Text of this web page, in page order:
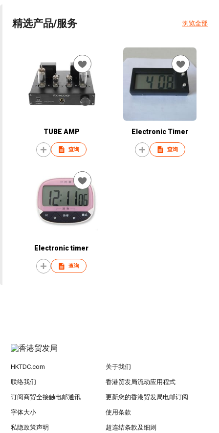
精选产品/服务 浏览全部
TUBE AMP
查询
Electronic Timer
查询
Electronic timer
查询
HKTDC.com 关于我们
联络我们 香港贸发局流动应用程式
订阅商贸全接触电邮通讯 更新您的香港贸发局电邮订阅
字体大小 使用条款
私隐政策声明 超连结条款及细则